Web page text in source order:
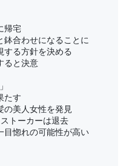
帰宅
合わせになることに
る方針を決める
ると決意
たす
美人女性を発見
トーカーは退去
惚れの可能性が高い